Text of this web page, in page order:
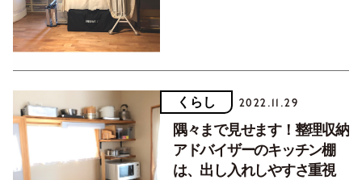
くらし 2022.11.29
隅々まで見せます！整理収納
アドバイザーのキッチン棚
は、出し入れしやすさ重視